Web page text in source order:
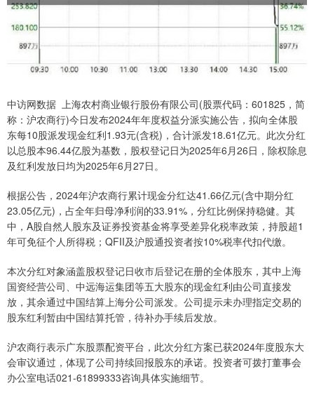
中访网数据 上海农村商业银行股份有限公司(股票代码：601825，简
称：沪农商行)今日发布2024年年度权益分派实施公告，拟向全体股
东每10股派发现金红利1.93元(含税)，合计派发18.61亿元。此次分红
以总股本96.44亿股为基数，股权登记日为2025年6月26日，除权除息
及红利发放日均为2025年6月27日。
根据公告，2024年沪农商行累计现金分红达41.66亿元(含中期分红
23.05亿元)，占全年归母净利润的33.91%，分红比例保持稳健。其
中，A股自然人股东及证券投资基金将享受差异化税率政策，持股超1
年可免征个人所得税；QFII及沪股通投资者按10%税率代扣代缴。
本次分红对象涵盖股权登记日收市后登记在册的全体股东，其中上海
国资经营公司、中远海运集团等五大股东的现金红利由公司直接发
放，其余通过中国结算上海分公司派发。公司提示未办理指定交易的
股东红利暂由中国结算托管，待补办手续后发放。
沪农商行表示广东股票配资平台，此次分红方案已获2024年度股东大
会审议通过，体现了公司持续回报股东的承诺。投资者可拨打董事会
办公室电话021-61899333咨询具体实施细节。